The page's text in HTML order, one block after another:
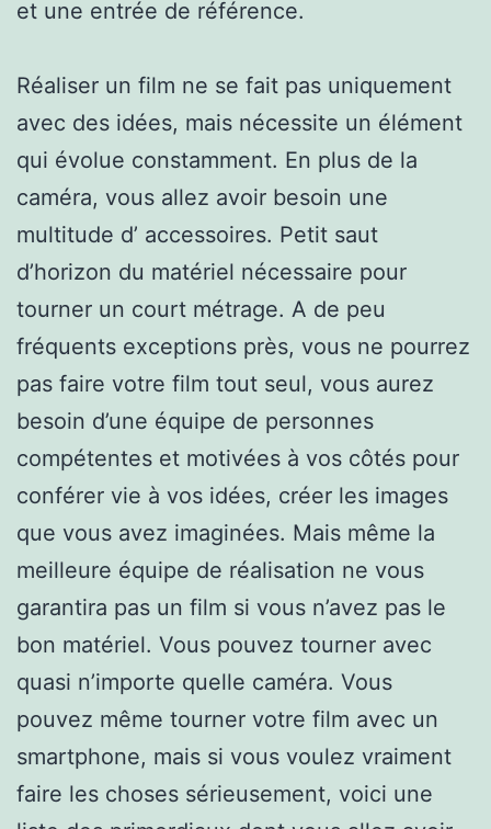
et une entrée de référence.
Réaliser un film ne se fait pas uniquement
avec des idées, mais nécessite un élément
qui évolue constamment. En plus de la
caméra, vous allez avoir besoin une
multitude d’ accessoires. Petit saut
d’horizon du matériel nécessaire pour
tourner un court métrage. A de peu
fréquents exceptions près, vous ne pourrez
pas faire votre film tout seul, vous aurez
besoin d’une équipe de personnes
compétentes et motivées à vos côtés pour
conférer vie à vos idées, créer les images
que vous avez imaginées. Mais même la
meilleure équipe de réalisation ne vous
garantira pas un film si vous n’avez pas le
bon matériel. Vous pouvez tourner avec
quasi n’importe quelle caméra. Vous
pouvez même tourner votre film avec un
smartphone, mais si vous voulez vraiment
faire les choses sérieusement, voici une